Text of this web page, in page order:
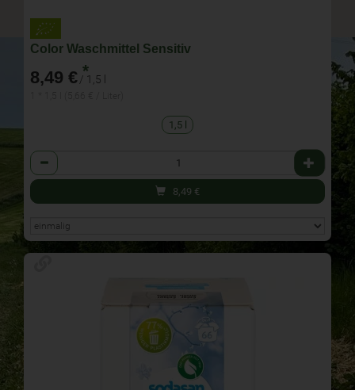
Color Waschmittel Sensitiv
8,49 € *
/ 1,5 l
1,5 l
Anzahl
8,49 €